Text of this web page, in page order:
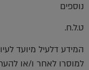
נוספים
ט.ל.ח.
המידע דלעיל מיועד
למוסרו לאחר ו/או